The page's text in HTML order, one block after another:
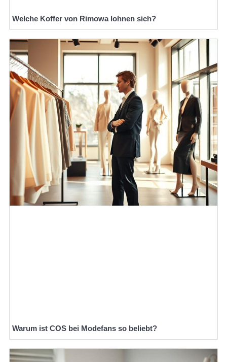
Welche Koffer von Rimowa lohnen sich?
Warum ist COS bei Modefans so beliebt?